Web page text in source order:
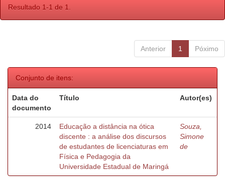
Resultado 1-1 de 1.
Anterior 1 Póximo
Conjunto de itens:
Data do
documento
Título Autor(es)
2014
Educação a distância na ótica
discente : a análise dos discursos
de estudantes de licenciaturas em
Física e Pedagogia da
Universidade Estadual de Maringá
Souza,
Simone
de